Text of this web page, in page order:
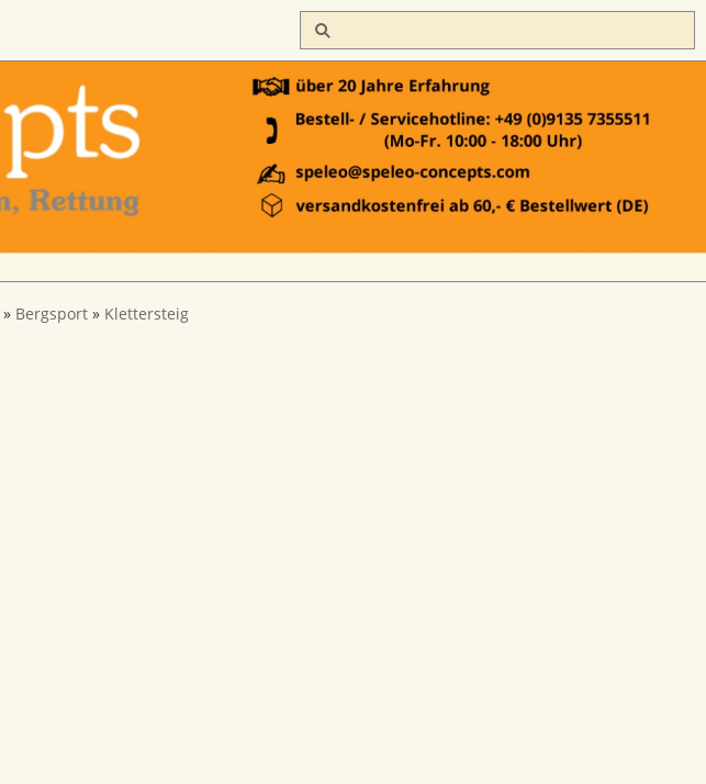
» Bergsport » Klettersteig